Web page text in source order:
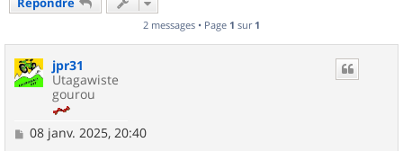
2 messages • Page 1 sur 1
jpr31
Utagawiste
gourou
M
08 janv. 2025, 20:40